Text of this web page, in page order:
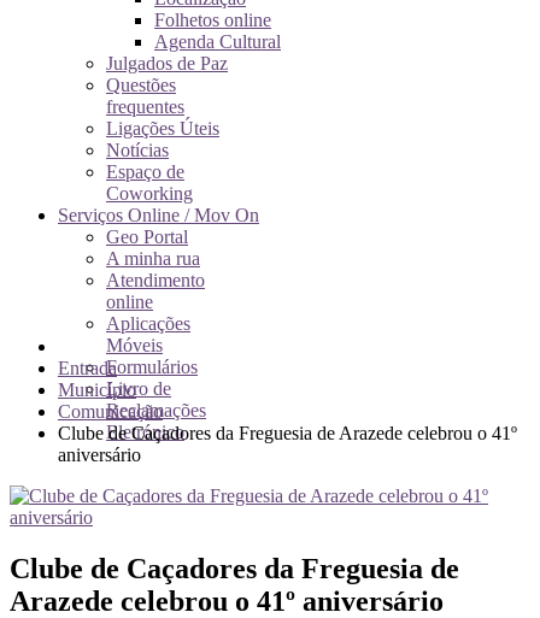
Folhetos online
Agenda Cultural
Julgados de Paz
Questões
frequentes
Ligações Úteis
Notícias
Espaço de
Coworking
Serviços Online / Mov On
Geo Portal
A minha rua
Atendimento
online
Aplicações
Móveis
Formulários
Livro de
Reclamações
Eletrónico
Entrada
Município
Comunicação
Clube de Caçadores da Freguesia de Arazede celebrou o 41º
aniversário
Clube de Caçadores da Freguesia de
Arazede celebrou o 41º aniversário